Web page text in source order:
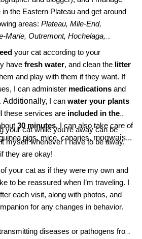
the Eastern Plateau and get around
areas: Plateau, Mile-End,
Marie, Outremont, Hochelaga,
your cat according to your
have fresh water, and clean the litter
and play with them if they want. If
I can administer medications and
. Additionally, I can water your plants
these services are included in the
30 minutes. I can also take care of
pigs, mice, canaries, mogwais...
your cat while you’re away can be
myself whenever I have to be away.
they are okay!
your cat as if they were my own and
to be reassured when I’m traveling. I
each visit, along with photos, and
for any changes in behavior.
diseases or pathogens from